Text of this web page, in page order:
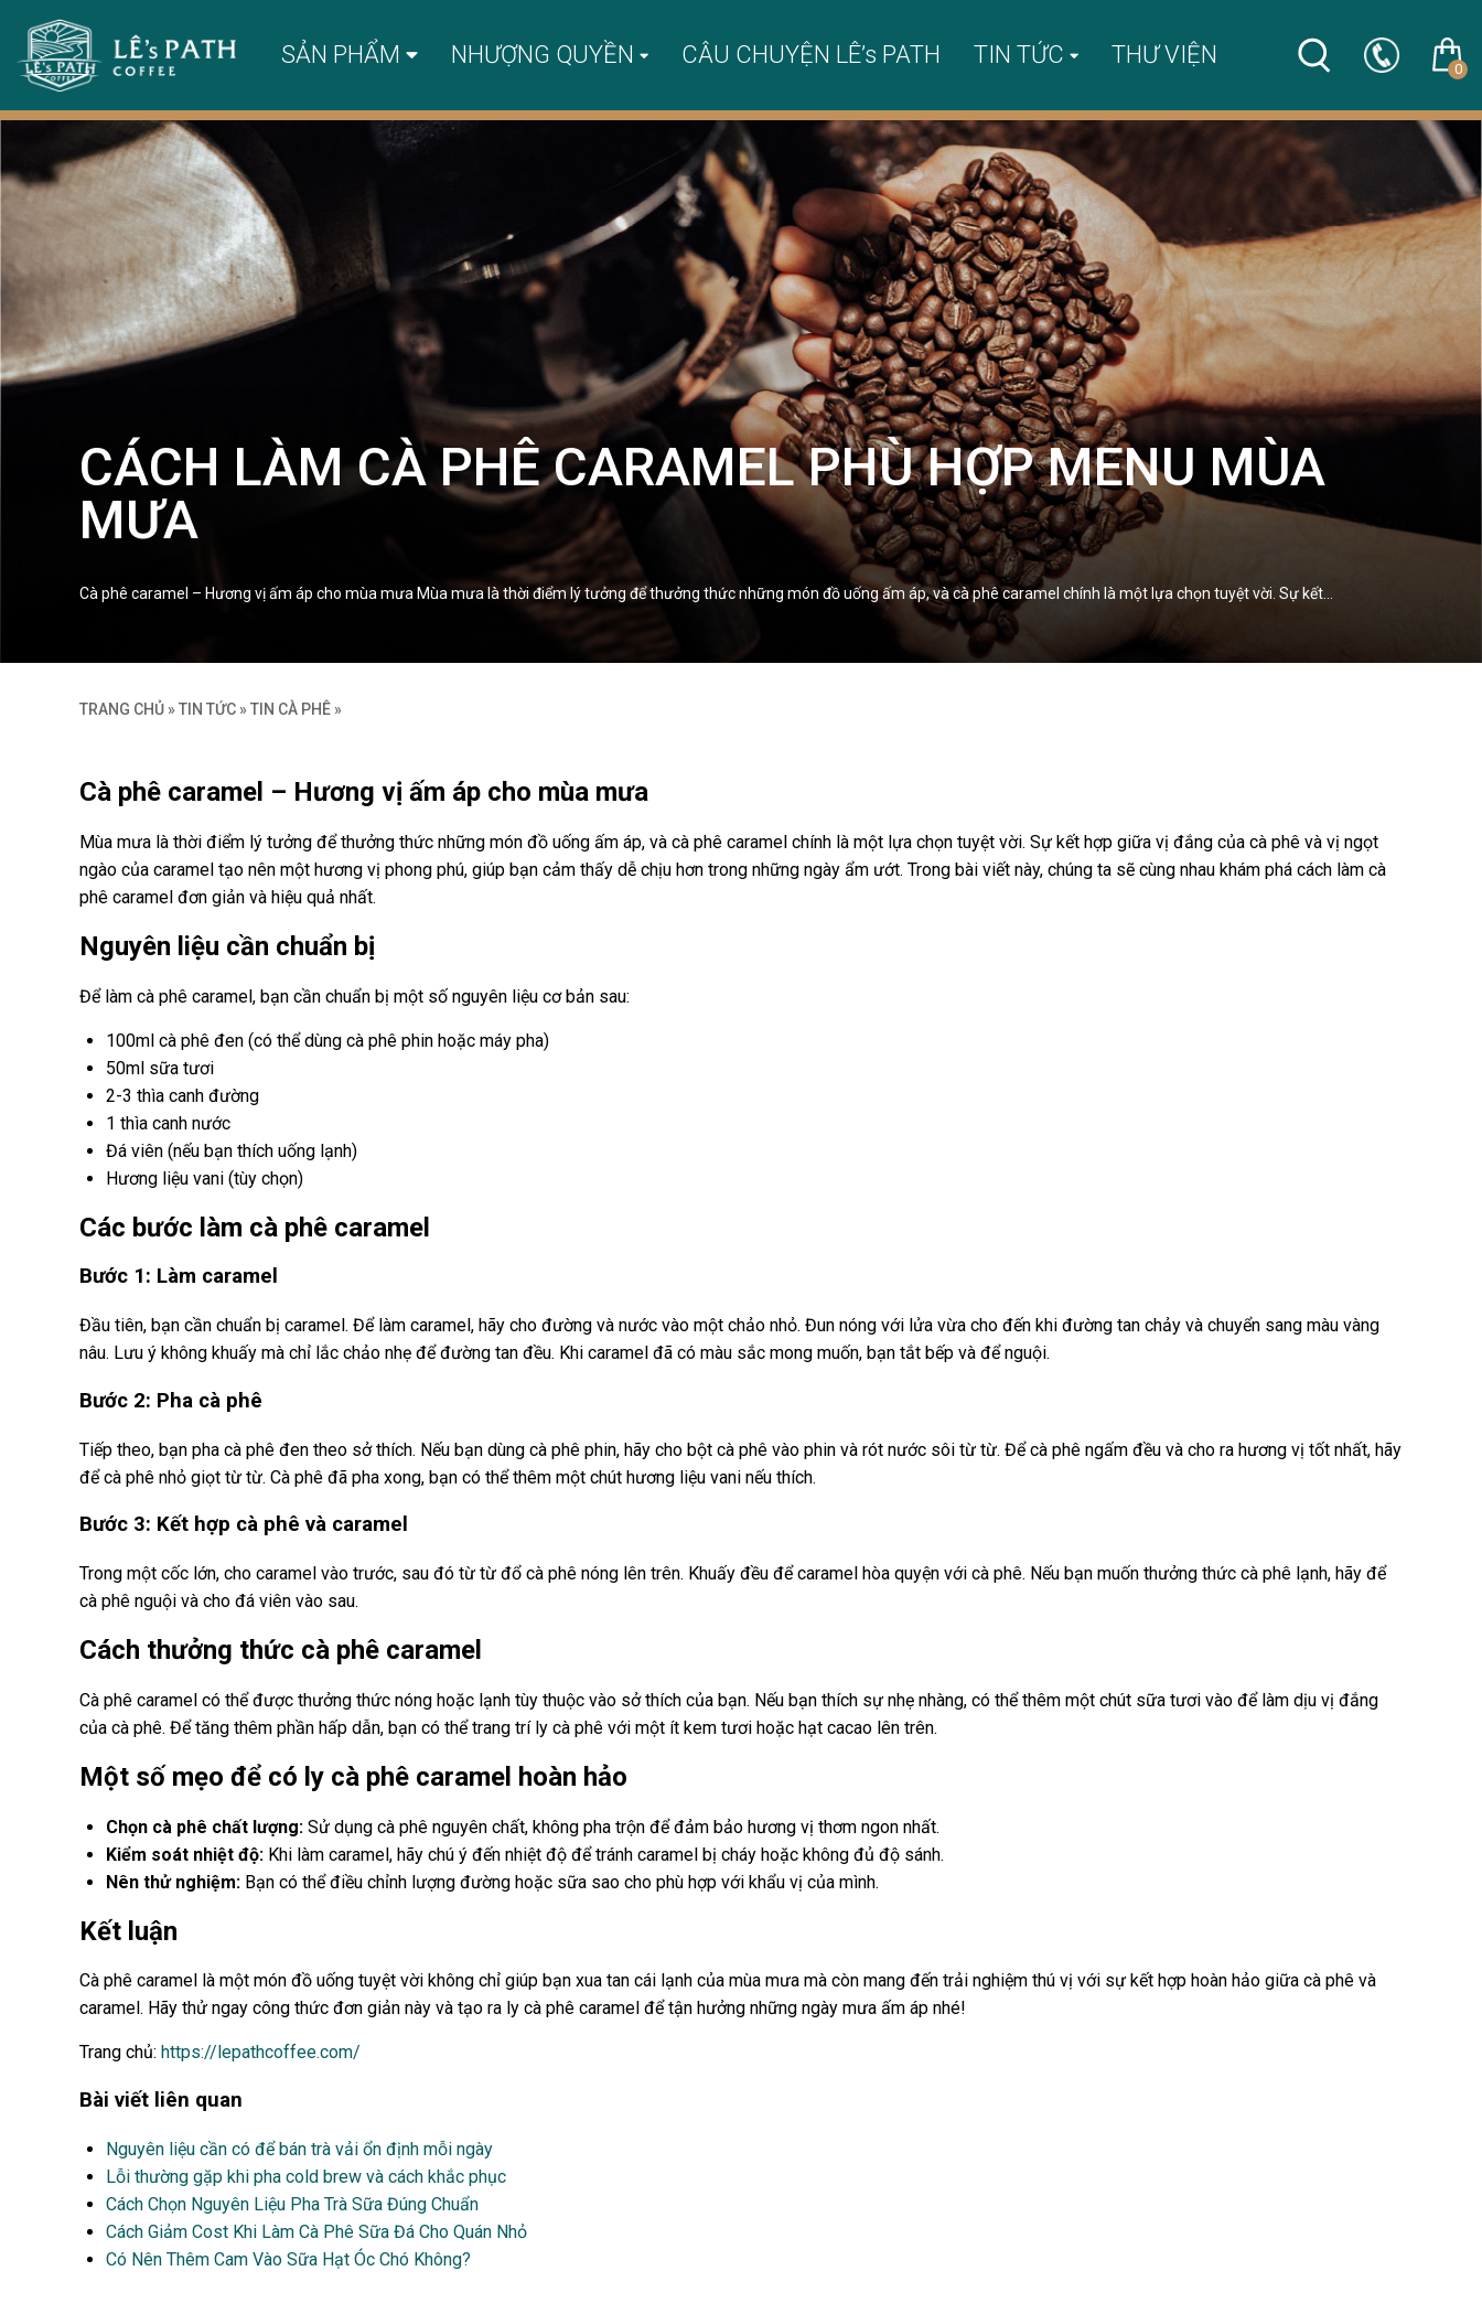
SẢN PHẨM NHƯỢNG QUYỀN CÂU CHUYỆN LÊ’s PATH TIN TỨC THƯ VIỆN 0
CÁCH LÀM CÀ PHÊ CARAMEL PHÙ HỢP MENU MÙA
MƯA
Cà phê caramel – Hương vị ấm áp cho mùa mưa Mùa mưa là thời điểm lý tưởng để thưởng thức những món đồ uống ấm áp, và cà phê caramel chính là một lựa chọn tuyệt vời. Sự kết…
TRANG CHỦ » TIN TỨC » TIN CÀ PHÊ »
Cà phê caramel – Hương vị ấm áp cho mùa mưa
Mùa mưa là thời điểm lý tưởng để thưởng thức những món đồ uống ấm áp, và cà phê caramel chính là một lựa chọn tuyệt vời. Sự kết hợp giữa vị đắng của cà phê và vị ngọt
ngào của caramel tạo nên một hương vị phong phú, giúp bạn cảm thấy dễ chịu hơn trong những ngày ẩm ướt. Trong bài viết này, chúng ta sẽ cùng nhau khám phá cách làm cà
phê caramel đơn giản và hiệu quả nhất.
Nguyên liệu cần chuẩn bị
Để làm cà phê caramel, bạn cần chuẩn bị một số nguyên liệu cơ bản sau:
100ml cà phê đen (có thể dùng cà phê phin hoặc máy pha)
50ml sữa tươi
2-3 thìa canh đường
1 thìa canh nước
Đá viên (nếu bạn thích uống lạnh)
Hương liệu vani (tùy chọn)
Các bước làm cà phê caramel
Bước 1: Làm caramel
Đầu tiên, bạn cần chuẩn bị caramel. Để làm caramel, hãy cho đường và nước vào một chảo nhỏ. Đun nóng với lửa vừa cho đến khi đường tan chảy và chuyển sang màu vàng
nâu. Lưu ý không khuấy mà chỉ lắc chảo nhẹ để đường tan đều. Khi caramel đã có màu sắc mong muốn, bạn tắt bếp và để nguội.
Bước 2: Pha cà phê
Tiếp theo, bạn pha cà phê đen theo sở thích. Nếu bạn dùng cà phê phin, hãy cho bột cà phê vào phin và rót nước sôi từ từ. Để cà phê ngấm đều và cho ra hương vị tốt nhất, hãy
để cà phê nhỏ giọt từ từ. Cà phê đã pha xong, bạn có thể thêm một chút hương liệu vani nếu thích.
Bước 3: Kết hợp cà phê và caramel
Trong một cốc lớn, cho caramel vào trước, sau đó từ từ đổ cà phê nóng lên trên. Khuấy đều để caramel hòa quyện với cà phê. Nếu bạn muốn thưởng thức cà phê lạnh, hãy để
cà phê nguội và cho đá viên vào sau.
Cách thưởng thức cà phê caramel
Cà phê caramel có thể được thưởng thức nóng hoặc lạnh tùy thuộc vào sở thích của bạn. Nếu bạn thích sự nhẹ nhàng, có thể thêm một chút sữa tươi vào để làm dịu vị đắng
của cà phê. Để tăng thêm phần hấp dẫn, bạn có thể trang trí ly cà phê với một ít kem tươi hoặc hạt cacao lên trên.
Một số mẹo để có ly cà phê caramel hoàn hảo
Chọn cà phê chất lượng: Sử dụng cà phê nguyên chất, không pha trộn để đảm bảo hương vị thơm ngon nhất.
Kiểm soát nhiệt độ: Khi làm caramel, hãy chú ý đến nhiệt độ để tránh caramel bị cháy hoặc không đủ độ sánh.
Nên thử nghiệm: Bạn có thể điều chỉnh lượng đường hoặc sữa sao cho phù hợp với khẩu vị của mình.
Kết luận
Cà phê caramel là một món đồ uống tuyệt vời không chỉ giúp bạn xua tan cái lạnh của mùa mưa mà còn mang đến trải nghiệm thú vị với sự kết hợp hoàn hảo giữa cà phê và
caramel. Hãy thử ngay công thức đơn giản này và tạo ra ly cà phê caramel để tận hưởng những ngày mưa ấm áp nhé!
Trang chủ: https://lepathcoffee.com/
Bài viết liên quan
Nguyên liệu cần có để bán trà vải ổn định mỗi ngày
Lỗi thường gặp khi pha cold brew và cách khắc phục
Cách Chọn Nguyên Liệu Pha Trà Sữa Đúng Chuẩn
Cách Giảm Cost Khi Làm Cà Phê Sữa Đá Cho Quán Nhỏ
Có Nên Thêm Cam Vào Sữa Hạt Óc Chó Không?